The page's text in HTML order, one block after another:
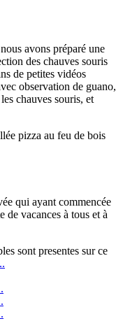
avons préparé une
des chauves souris
de petites vidéos
observation de guano,
chauves souris, et
pizza au feu de bois
qui ayant commencée
vacances à tous et à
sont presentes sur ce